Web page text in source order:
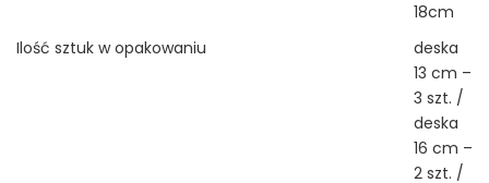
18cm
Ilość sztuk w opakowaniu
deska
13 cm –
3 szt. /
deska
16 cm –
2 szt. /